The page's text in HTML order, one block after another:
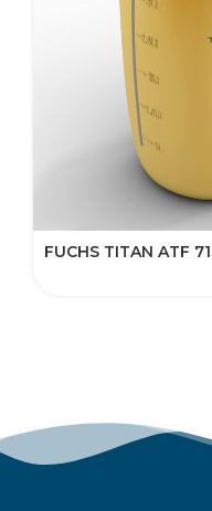
FUCHS TITAN ATF